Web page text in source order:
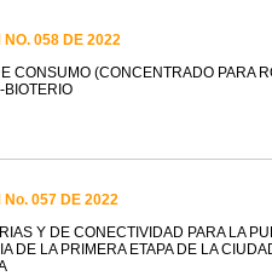
NO. 058 DE 2022
CONSUMO (CONCENTRADO PARA
BIOTERIO
No. 057 DE 2022
Y DE CONECTIVIDAD PARA LA
DE LA PRIMERA ETAPA DE LA